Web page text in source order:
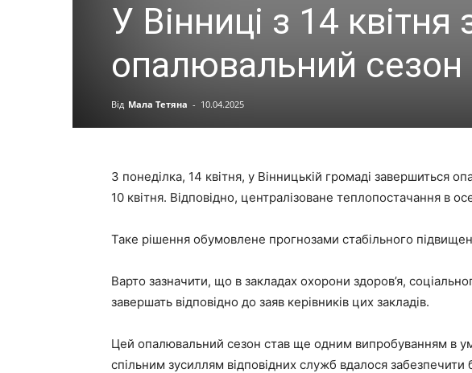
У Вінниці з 14
опалювальний сезон
Від Мала Тетяна - 10.04.2025
З понеділка, 14 квітня, у Вінницькій громаді завершиться
10 квітня. Відповідно, централізоване теплопостачання в
Таке рішення обумовлене прогнозами стабільного
Варто зазначити, що в закладах охорони здоров’я,
завершать відповідно до заяв керівників цих закладів.
Цей опалювальний сезон став ще одним випробуванням в
спільним зусиллям відповідних служб вдалося